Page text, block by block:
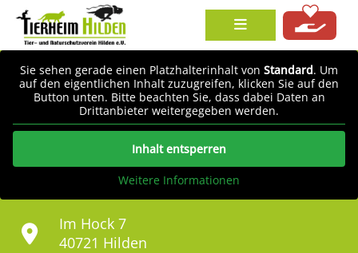
Sie sehen gerade einen Platzhalterinhalt von Standard. Um
auf den eigentlichen Inhalt zuzugreifen, klicken Sie auf den
Button unten. Bitte beachten Sie, dass dabei Daten an
Drittanbieter weitergegeben werden.
Inhalt entsperren
Weitere Informationen
Im Hock 7
40721 Hilden